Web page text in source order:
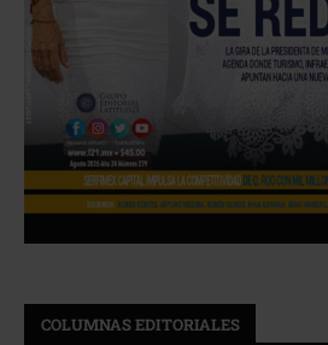
COLUMNAS EDITORIALES